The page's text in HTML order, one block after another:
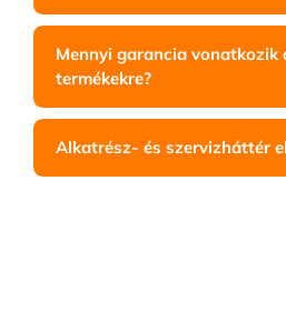
Mennyi garancia vonatkozik
termékekre?
Alkatrész- és szervizháttér